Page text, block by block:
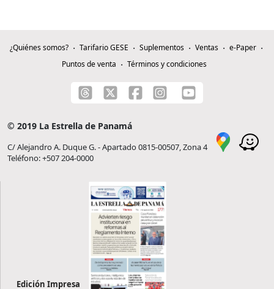
¿Quiénes somos? Tarifario GESE Suplementos Ventas
e-Paper
Puntos de venta
Términos y condiciones
© 2019 La Estrella de Panamá
C/ Alejandro A. Duque G. - Apartado 0815-00507, Zona 4
Teléfono: +507 204-0000
Edición Impresa